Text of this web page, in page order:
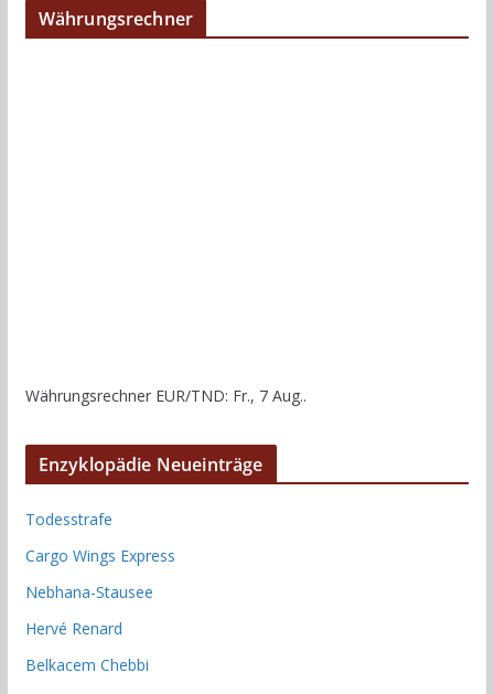
Währungsrechner
Währungsrechner EUR/TND: Fr., 7 Aug..
Enzyklopädie Neueinträge
Todesstrafe
Cargo Wings Express
Nebhana-Stausee
Hervé Renard
Belkacem Chebbi